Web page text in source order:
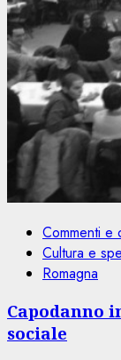
Commenti e
Cultura e
Romagna
Capodanno
sociale